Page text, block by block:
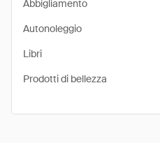
Abbigliamento
Autonoleggio
Libri
Prodotti di bellezza